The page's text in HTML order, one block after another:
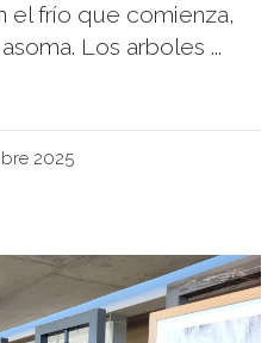
el frío que comienza,
Los arboles ...
2025